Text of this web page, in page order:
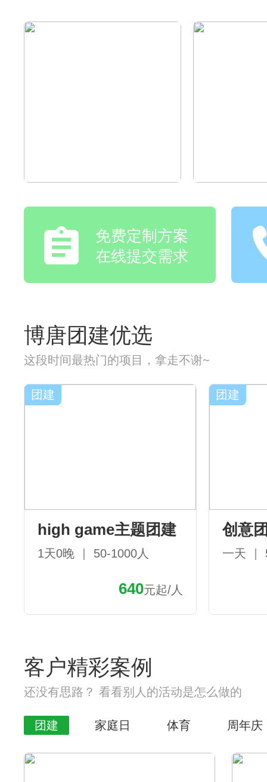
免费定制方案
在线提交需求
博唐团建优选
这段时间最热门的项目，拿走不谢~
团建
high game主题团建
1天0晚 ｜ 50-1000人
640元起/人
团建
创意
一天 ｜
客户精彩案例
还没有思路？ 看看别人的活动是怎么做的
团建 家庭日 体育 周年庆